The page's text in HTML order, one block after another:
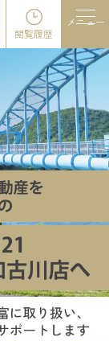
閲覧履歴
メニュー